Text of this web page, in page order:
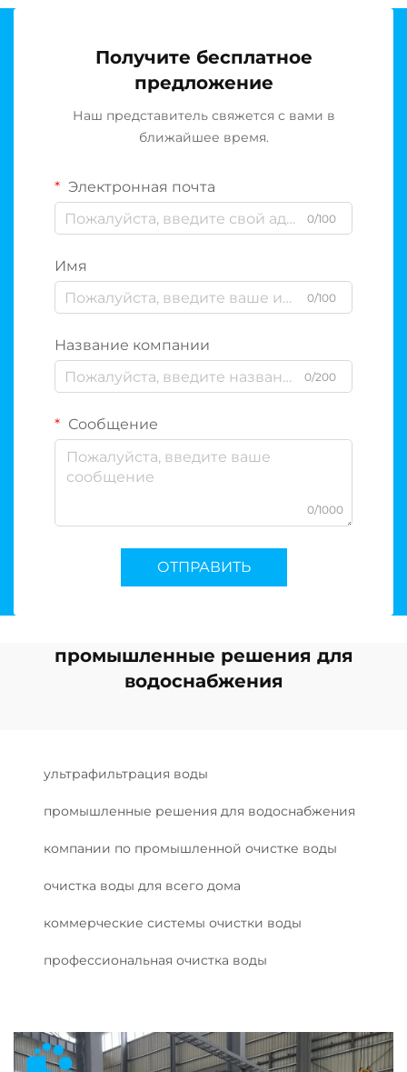
Получите бесплатное
предложение
Наш представитель свяжется с вами в
ближайшее время.
Электронная почта
0/100
Имя
0/100
Название компании
0/200
Сообщение
0/1000
ОТПРАВИТЬ
промышленные решения для
водоснабжения
ультрафильтрация воды
промышленные решения для водоснабжения
компании по промышленной очистке воды
очистка воды для всего дома
коммерческие системы очистки воды
профессиональная очистка воды